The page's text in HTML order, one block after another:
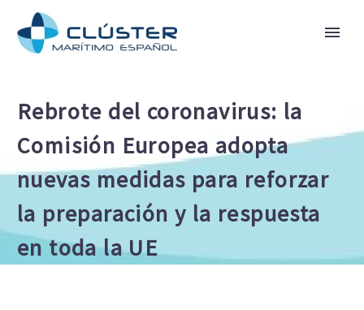
Rebrote del coronavirus: la
Comisión Europea adopta
nuevas medidas para reforzar
la preparación y la respuesta
en toda la UE